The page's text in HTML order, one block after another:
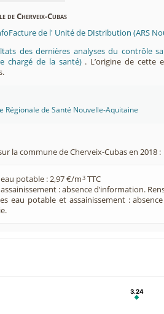
de Cherveix-Cubas
de l' Unité de DIstribution (ARS
des dernières analyses du contrôle
chargé de la santé) . L’origine de cette
Régionale de Santé Nouvelle-Aquitaine
la commune de Cherveix-Cubas en 2018 :
potable : 2,97 €/m3 TTC
: absence d’information.
eau potable et assainissement :
3.24
3.24